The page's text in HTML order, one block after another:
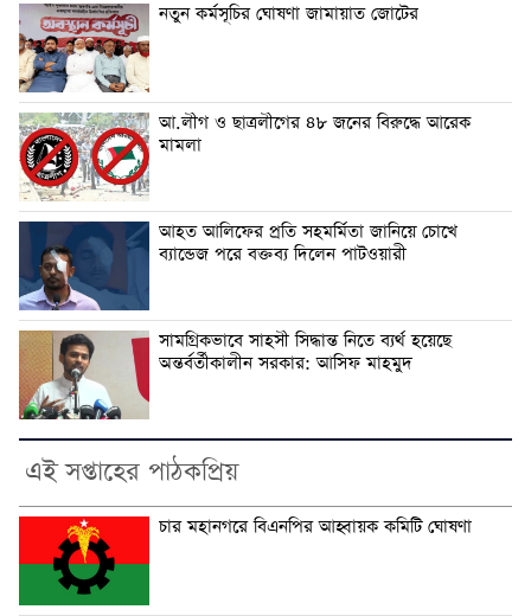
নতুন কর্মসূচির ঘোষণা জামায়াত জোটের
আ.লীগ ও ছাত্রলীগের ৪৮ জনের বিরুদ্ধে আরেক
মামলা
আহত আলিফের প্রতি সহমর্মিতা জানিয়ে চোখে
ব্যান্ডেজ পরে বক্তব্য দিলেন পাটওয়ারী
সামগ্রিকভাবে সাহসী সিদ্ধান্ত নিতে ব্যর্থ হয়েছে
অন্তর্বর্তীকালীন সরকার: আসিফ মাহমুদ
এই সপ্তাহের পাঠকপ্রিয়
চার মহানগরে বিএনপির আহ্বায়ক কমিটি ঘোষণা